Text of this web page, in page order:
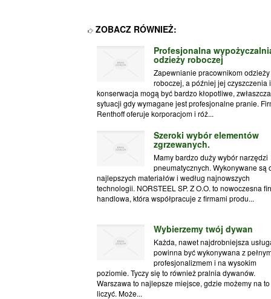
ZOBACZ RÓWNIEŻ:
Profesjonalna
odzieży roboczej
Zapewnianie pracownikom odzieży
roboczej, a później jej czyszczenia i
konserwacja mogą być bardzo kłopotliwe,
sytuacji gdy wymagane jest profesjonalne pranie.
Renthoff oferuje korporacjom i róż...
Szeroki wybór elementów
zgrzewanych.
Mamy bardzo duży wybór narzędzi
pneumatycznych. Wykonywane są
najlepszych materiałów i według najnowszych
technologii. NORSTEEL SP. Z O.O. to nowoczesna
handlowa, która współpracuje z firmami produ...
Wybierzemy twój dywan
Każda, nawet najdrobniejsza
powinna być wykonywana z
profesjonalizmem i na wysokim
poziomie. Tyczy się to również pralnia dywanów.
Warszawa to najlepsze miejsce, gdzie możemy na to
liczyć. Może...